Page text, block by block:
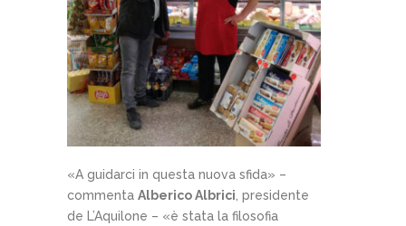
«A guidarci in questa nuova sfida» –
commenta Alberico Albrici , presidente
de L’Aquilone – «è stata la filosofia